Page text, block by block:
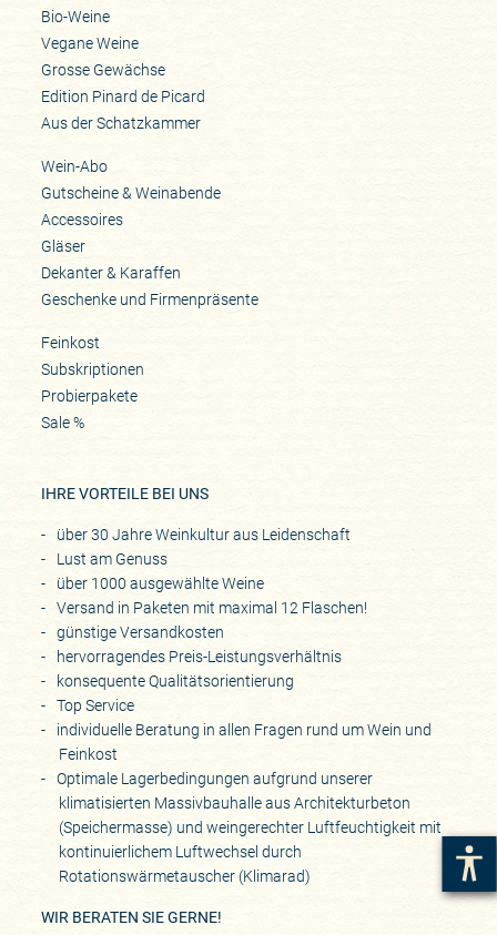
Bio-Weine
Vegane Weine
Grosse Gewächse
Edition Pinard de Picard
Aus der Schatzkammer
Wein-Abo
Gutscheine & Weinabende
Accessoires
Gläser
Dekanter & Karaffen
Geschenke und Firmenpräsente
Feinkost
Subskriptionen
Probierpakete
Sale %
IHRE VORTEILE BEI UNS
über 30 Jahre Weinkultur aus Leidenschaft
Lust am Genuss
über 1000 ausgewählte Weine
Versand in Paketen mit maximal 12 Flaschen!
günstige Versandkosten
hervorragendes Preis-Leistungsverhältnis
konsequente Qualitätsorientierung
Top Service
individuelle Beratung in allen Fragen rund um Wein und
Feinkost
Optimale Lagerbedingungen aufgrund unserer
klimatisierten Massivbauhalle aus Architekturbeton
(Speichermasse) und weingerechter Luftfeuchtigkeit mit
kontinuierlichem Luftwechsel durch
Rotationswärmetauscher (Klimarad)
WIR BERATEN SIE GERNE!